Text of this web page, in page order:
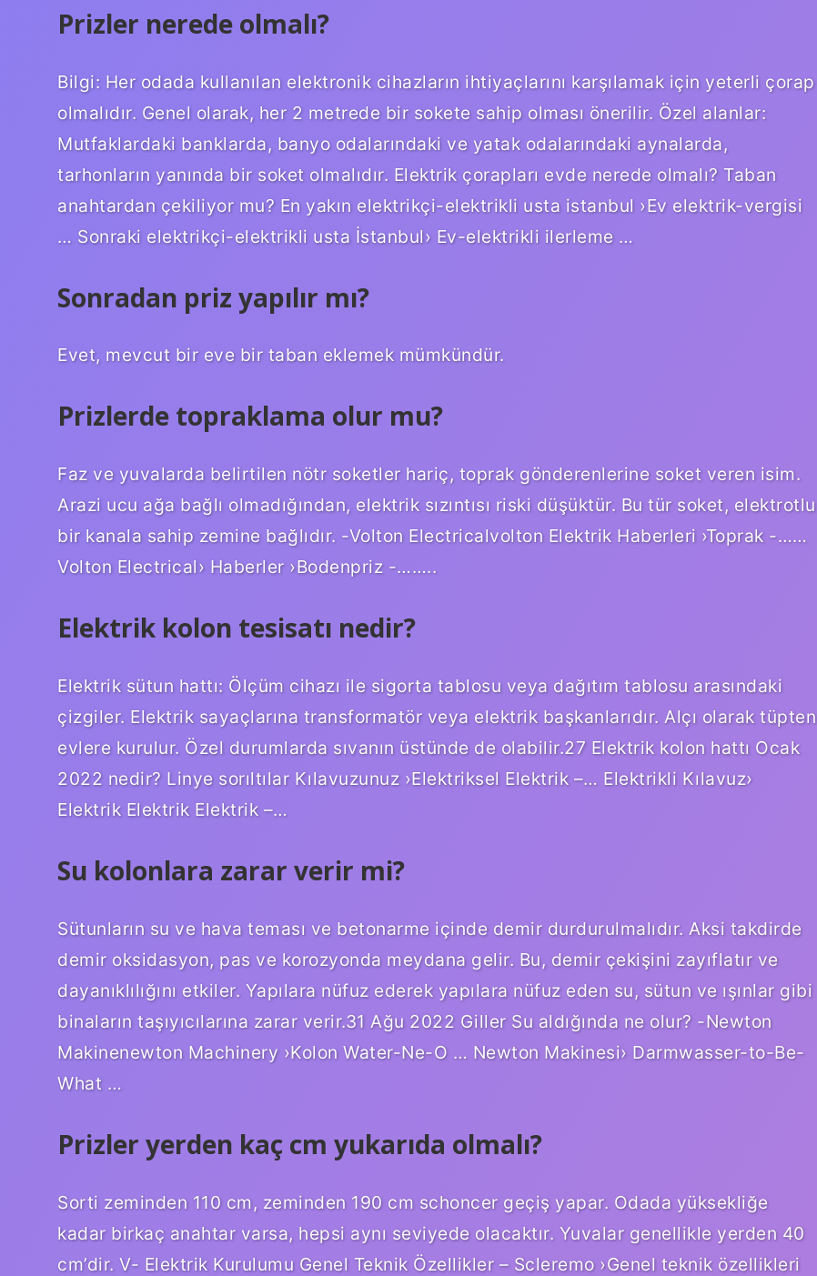
Prizler nerede olmalı?
Bilgi: Her odada kullanılan elektronik cihazların ihtiyaçlarını karşılamak için yeterli çorap
olmalıdır. Genel olarak, her 2 metrede bir sokete sahip olması önerilir. Özel alanlar:
Mutfaklardaki banklarda, banyo odalarındaki ve yatak odalarındaki aynalarda,
tarhonların yanında bir soket olmalıdır. Elektrik çorapları evde nerede olmalı? Taban
anahtardan çekiliyor mu? En yakın elektrikçi-elektrikli usta istanbul ›Ev elektrik-vergisi
… Sonraki elektrikçi-elektrikli usta İstanbul› Ev-elektrikli ilerleme …
Sonradan priz yapılır mı?
Evet, mevcut bir eve bir taban eklemek mümkündür.
Prizlerde topraklama olur mu?
Faz ve yuvalarda belirtilen nötr soketler hariç, toprak gönderenlerine soket veren isim.
Arazi ucu ağa bağlı olmadığından, elektrik sızıntısı riski düşüktür. Bu tür soket, elektrotlu
bir kanala sahip zemine bağlıdır. -Volton Electricalvolton Elektrik Haberleri ›Toprak -……
Volton Electrical› Haberler ›Bodenpriz -……..
Elektrik kolon tesisatı nedir?
Elektrik sütun hattı: Ölçüm cihazı ile sigorta tablosu veya dağıtım tablosu arasındaki
çizgiler. Elektrik sayaçlarına transformatör veya elektrik başkanlarıdır. Alçı olarak tüpten
evlere kurulur. Özel durumlarda sıvanın üstünde de olabilir.27 Elektrik kolon hattı Ocak
2022 nedir? Linye sorıltılar Kılavuzunuz ›Elektriksel Elektrik –… Elektrikli Kılavuz›
Elektrik Elektrik Elektrik –…
Su kolonlara zarar verir mi?
Sütunların su ve hava teması ve betonarme içinde demir durdurulmalıdır. Aksi takdirde
demir oksidasyon, pas ve korozyonda meydana gelir. Bu, demir çekişini zayıflatır ve
dayanıklılığını etkiler. Yapılara nüfuz ederek yapılara nüfuz eden su, sütun ve ışınlar gibi
binaların taşıyıcılarına zarar verir.31 Ağu 2022 Giller Su aldığında ne olur? -Newton
Makinenewton Machinery ›Kolon Water-Ne-O … Newton Makinesi› Darmwasser-to-Be-
What …
Prizler yerden kaç cm yukarıda olmalı?
Sorti zeminden 110 cm, zeminden 190 cm schoncer geçiş yapar. Odada yüksekliğe
kadar birkaç anahtar varsa, hepsi aynı seviyede olacaktır. Yuvalar genellikle yerden 40
cm’dir. V- Elektrik Kurulumu Genel Teknik Özellikler – Scleremo ›Genel teknik özellikleri